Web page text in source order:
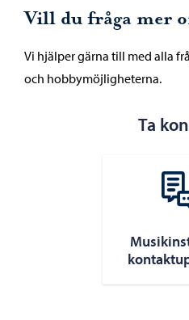
Vill du fråga mer
Vi hjälper gärna till med alla
och hobbymöjligheterna.
Ta